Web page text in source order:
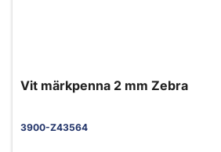
Vit märkpenna 2 mm Zebra
3900-Z43564